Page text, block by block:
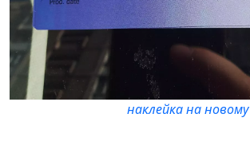
наклейка на новому